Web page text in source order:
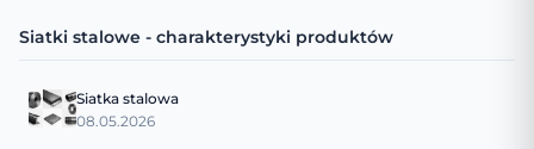
Siatki stalowe - charakterystyki produktów
Siatka stalowa
08.05.2026